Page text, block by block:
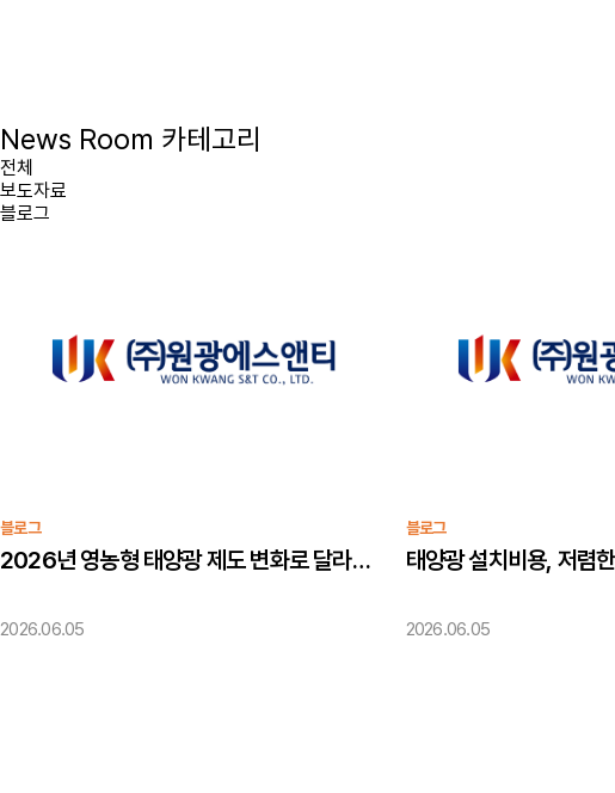
News Room 카테고리
전체
보도자료
블로그
블로그
2026년 영농형 태양광 제도 변화로 달라지는 부분이 있습니다
2026.06.05
블로그
2026.06.05